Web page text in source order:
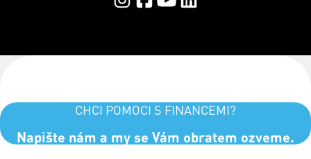
CHCI POMOCI S FINANCEMI?
Napište nám a my se Vám obratem ozveme.